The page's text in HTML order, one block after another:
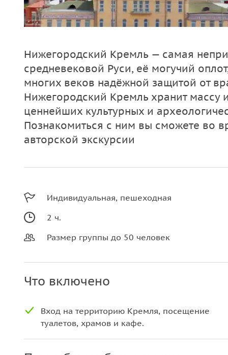
Нижегородский Кремль — самая
средневековой Руси, её могучий
многих веков надёжной защитой от
Нижегородский Кремль хранит массу
ценнейших культурных и
Познакомиться с ним вы сможете во
авторской экскурсии
Индивидуальная, пешеходная
2 ч.
Размер группы до 50 человек
Что включено
Вход на территорию Кремля, посещение
туалетов, храмов и кафе.